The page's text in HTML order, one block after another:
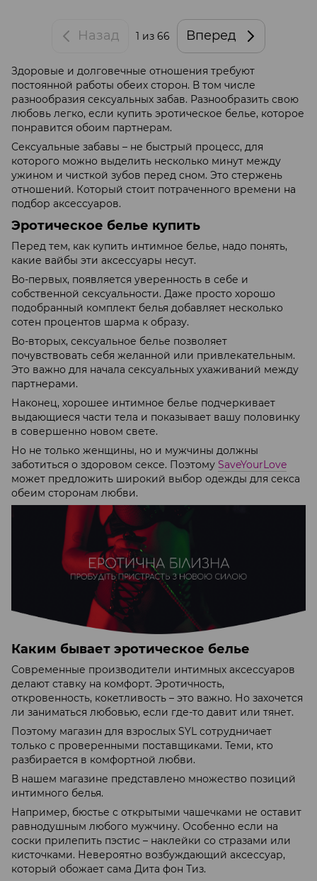
Назад 1 из 66 Вперед
Здоровые и долговечные отношения требуют
постоянной работы обеих сторон. В том числе
разнообразия сексуальных забав. Разнообразить свою
любовь легко, если купить эротическое белье, которое
понравится обоим партнерам.
Сексуальные забавы – не быстрый процесс, для
которого можно выделить несколько минут между
ужином и чисткой зубов перед сном. Это стержень
отношений. Который стоит потраченного времени на
подбор аксессуаров.
Эротическое белье купить
Перед тем, как купить интимное белье, надо понять,
какие вайбы эти аксессуары несут.
Во-первых, появляется уверенность в себе и
собственной сексуальности. Даже просто хорошо
подобранный комплект белья добавляет несколько
сотен процентов шарма к образу.
Во-вторых, сексуальное белье позволяет
почувствовать себя желанной или привлекательным.
Это важно для начала сексуальных ухаживаний между
партнерами.
Наконец, хорошее интимное белье подчеркивает
выдающиеся части тела и показывает вашу половинку
в совершенно новом свете.
Но не только женщины, но и мужчины должны
заботиться о здоровом сексе. Поэтому SaveYourLove
может предложить широкий выбор одежды для секса
обеим сторонам любви.
Каким бывает эротическое белье
Современные производители интимных аксессуаров
делают ставку на комфорт. Эротичность,
откровенность, кокетливость – это важно. Но захочется
ли заниматься любовью, если где-то давит или тянет.
Поэтому магазин для взрослых SYL сотрудничает
только с проверенными поставщиками. Теми, кто
разбирается в комфортной любви.
В нашем магазине представлено множество позиций
интимного белья.
Например, бюстье с открытыми чашечками не оставит
равнодушным любого мужчину. Особенно если на
соски прилепить пэстис – наклейки со стразами или
кисточками. Невероятно возбуждающий аксессуар,
который обожает сама Дита фон Тиз.